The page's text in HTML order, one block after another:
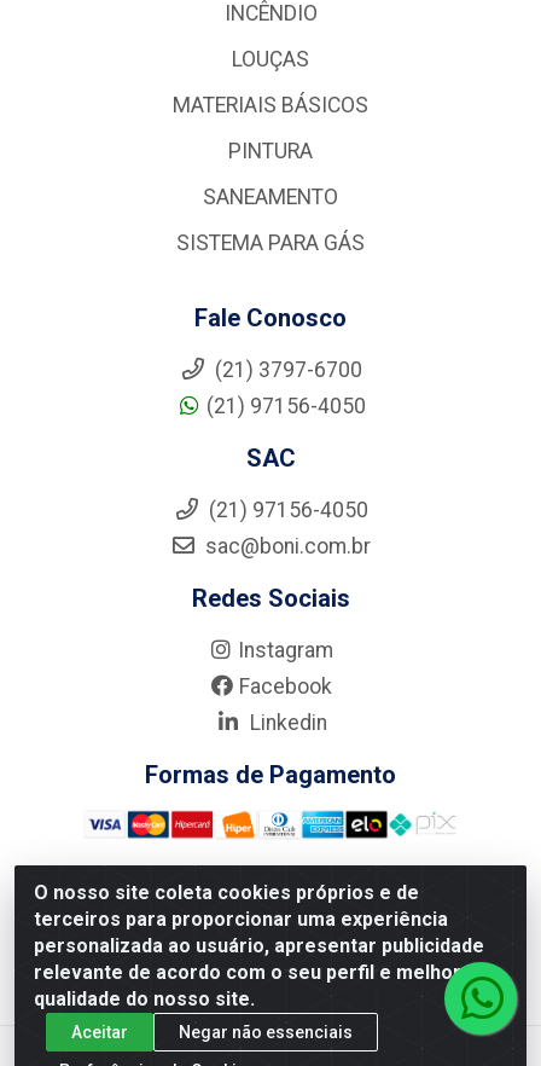
O nosso site coleta cookies próprios e de
terceiros para proporcionar uma experiência
personalizada ao usuário, apresentar publicidade
relevante de acordo com o seu perfil e melhorar a
qualidade do nosso site.
Aceitar
Negar não essenciais
INCÊNDIO
LOUÇAS
MATERIAIS BÁSICOS
PINTURA
SANEAMENTO
SISTEMA PARA GÁS
Fale Conosco
(21) 3797-6700
(21) 97156-4050
SAC
(21) 97156-4050
sac@boni.com.br
Redes Sociais
Instagram
Facebook
Linkedin
Formas de Pagamento
Nova Boni Distribuidora de Material de Construção LTDA - Rua
Alice Tibiriçá, 330 - Vila Da Penha, Rio de Janeiro/RJ - CEP:
21.210-110 - CNPJ: 11.003.135/0001-27